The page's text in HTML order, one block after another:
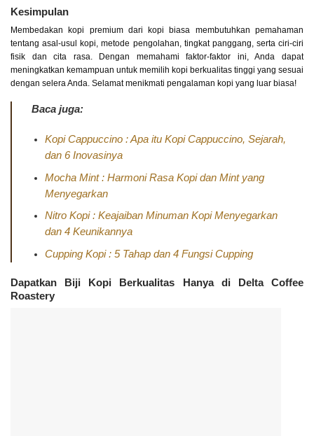
Kesimpulan
Membedakan kopi premium dari kopi biasa membutuhkan pemahaman
tentang asal-usul kopi, metode pengolahan, tingkat panggang, serta ciri-ciri
fisik dan cita rasa. Dengan memahami faktor-faktor ini, Anda dapat
meningkatkan kemampuan untuk memilih kopi berkualitas tinggi yang sesuai
dengan selera Anda. Selamat menikmati pengalaman kopi yang luar biasa!
Baca juga:
Kopi Cappuccino : Apa itu Kopi Cappuccino, Sejarah,
dan 6 Inovasinya
Mocha Mint : Harmoni Rasa Kopi dan Mint yang
Menyegarkan
Nitro Kopi : Keajaiban Minuman Kopi Menyegarkan
dan 4 Keunikannya
Cupping Kopi : 5 Tahap dan 4 Fungsi Cupping
Dapatkan Biji Kopi Berkualitas Hanya di Delta Coffee
Roastery